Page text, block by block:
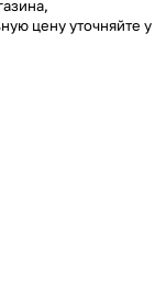
цену уточняйте у